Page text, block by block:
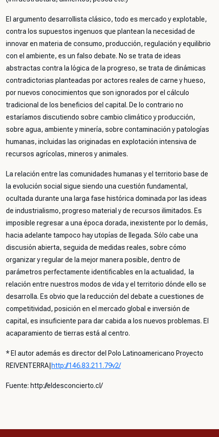
El argumento desarrollista clásico, todo es mercado y explotable,
contra los supuestos ingenuos que plantean la necesidad de
innovar en materia de consumo, producción, regulación y equilibrio
con el ambiente, es un falso debate. No se trata de ideas
abstractas contra la lógica de la progreso, se trata de dinámicas
contradictorias planteadas por actores reales de carne y hueso,
por nuevos conocimientos que son ignorados por el cálculo
tradicional de los beneficios del capital. De lo contrario no
estaríamos discutiendo sobre cambio climático y producción,
sobre agua, ambiente y minería, sobre contaminación y patologías
humanas, incluidas las originadas en explotación intensiva de
recursos agrícolas, mineros y animales.
La relación entre las comunidades humanas y el territorio base de
la evolución social sigue siendo una cuestión fundamental,
ocultada durante una larga fase histórica dominada por las ideas
de industrialismo, progreso material y de recursos ilimitados. Es
imposible regresar a una época dorada, inexistente por lo demás,
hacia adelante tampoco hay utopías de llegada. Sólo cabe una
discusión abierta, seguida de medidas reales, sobre cómo
organizar y regular de la mejor manera posible, dentro de
parámetros perfectamente identificables en la actualidad, la
relación entre nuestros modos de vida y el territorio dónde ello se
desarrolla. Es obvio que la reducción del debate a cuestiones de
competitividad, posición en el mercado global e inversión de
capital, es insuficiente para dar cabida a los nuevos problemas. El
acaparamiento de tierras está al centro.
* El autor además es director del Polo Latinoamericano Proyecto
REIVENTERRA| http://146.83.211.79v2/
Fuente: http://eldesconcierto.cl/